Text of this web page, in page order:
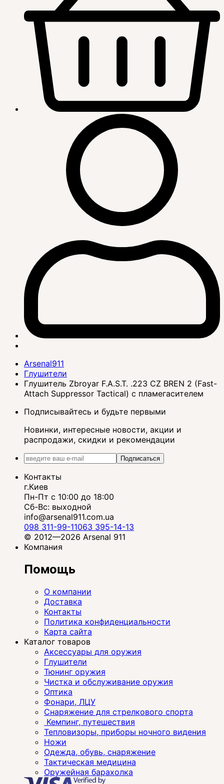
Arsenal911
Глушители
Глушитель Zbroyar F.A.S.T. .223 CZ BREN 2 (Fast-
Attach Suppressor Tactical) с пламегасителем
Подписывайтесь и будьте первыми
Новинки, интересные новости, акции и
распродажи, скидки и рекомендации
Подписаться
Контакты
г.Киев
Пн-Пт с 10:00 до 18:00
Сб-Вс: выходной
info@arsenal911.com.ua
098 311-99-11063 395-14-13
© 2012—2026 Arsenal 911
Компания
Помощь
О компании
Доставка
Контакты
Политика конфиденциальности
Карта сайта
Каталог товаров
Аксессуары для оружия
Глушители
Тюнинг оружия
Чистка и обслуживание оружия
Оптика
Фонари, ЛЦУ
Снаряжение для стрелкового спорта
Кемпинг, путешествия
Тепловизоры, приборы ночного видения
Ножи
Одежда, обувь, снаряжение
Тактическая медицина
Оружейная барахолка